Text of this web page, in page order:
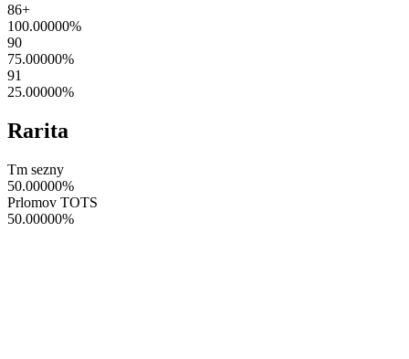
86+
100.00000%
90
75.00000%
91
25.00000%
Rarita
Tm sezny
50.00000%
Prlomov TOTS
50.00000%